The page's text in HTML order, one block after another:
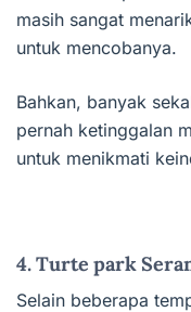
masih sangat
untuk mencobanya.
Bahkan, banyak
pernah ketinggalan
untuk menikmati
4. Turte park
Selain beberapa